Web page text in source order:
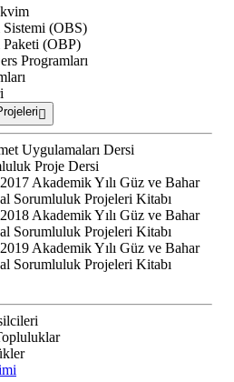
(OBS)
(OBP)
Programları
Uygulamaları Dersi
Proje Dersi
Akademik Yılı Güz ve Bahar
Sorumluluk Projeleri Kitabı
Akademik Yılı Güz ve Bahar
Sorumluluk Projeleri Kitabı
Akademik Yılı Güz ve Bahar
Sorumluluk Projeleri Kitabı